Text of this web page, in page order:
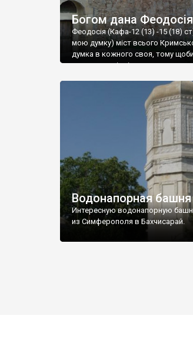
Богом дана
Феодосія (Кафа-12 (13) -15 (18)
мою думку) міст всього
думка в кожного своя, тому щоби
запрошую відвідати це
Водонапорная
Интересную водонапорную
из Симферополя в Бахчисарай.